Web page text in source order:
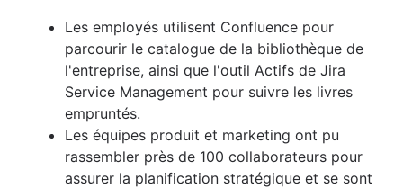
Les employés utilisent Confluence pour
parcourir le catalogue de la bibliothèque de
l'entreprise, ainsi que l'outil Actifs de Jira
Service Management pour suivre les livres
empruntés.
Les équipes produit et marketing ont pu
rassembler près de 100 collaborateurs pour
assurer la planification stratégique et se sont